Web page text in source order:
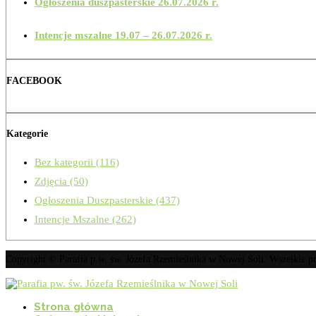
Intencje mszalne 19.07 – 26.07.2026 r.
FACEBOOK
Kategorie
Bez kategorii (116)
Zdjęcia (50)
Ogłoszenia Duszpasterskie (437)
Intencje Mszalne (262)
Strona główna